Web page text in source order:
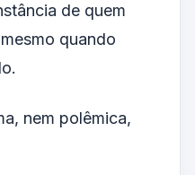
de quem
quando
nem polêmica,